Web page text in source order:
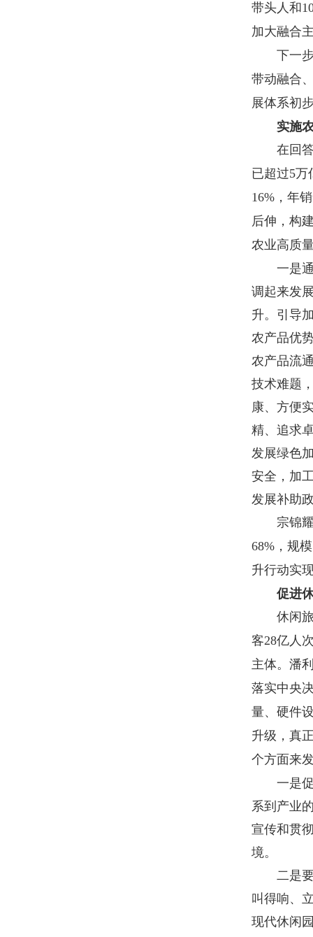
带头人和
加大融合
下一步
带动融合
展体系初
实施
在回答
已超过5万
16% ，年
后伸，构
农业高质
一是通
调起来发
升。引导
农产品优
农产品流
技术难题
康、方便
精、追求
发展绿色
安全，加
发展补助
宗锦耀
68% ，规
升行动实
促进休
休闲旅
客28亿人
主体。潘
落实中央
量、硬件
升级，真
个方面来
一是促
系到产业
宣传和贯
境。
二是要
叫得响、
现代休闲